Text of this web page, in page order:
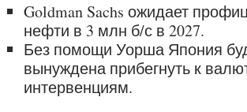
Goldman Sachs ожидает
нефти в 3 млн б/с в 2027.
Без помощи Уорша Япония
вынуждена прибегнуть к
интервенциям.